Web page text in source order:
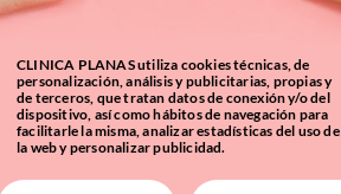
CLINICA PLANAS utiliza cookies técnicas, de
personalización, análisis y publicitarias, propias y
de terceros, que tratan datos de conexión y/o del
dispositivo, así como hábitos de navegación para
facilitarle la misma, analizar estadísticas del uso de
la web y personalizar publicidad.